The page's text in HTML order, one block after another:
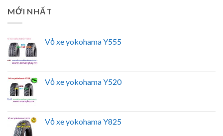
MỚI NHẤT
Vỏ xe yokohama Y555
Vỏ xe yokohama Y520
Vỏ xe yokohama Y825